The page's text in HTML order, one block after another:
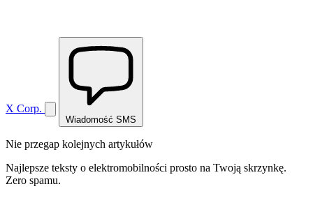
X Corp.
Wiadomość SMS
Nie przegap kolejnych artykułów
Najlepsze teksty o elektromobilności prosto na Twoją skrzynkę.
Zero spamu.